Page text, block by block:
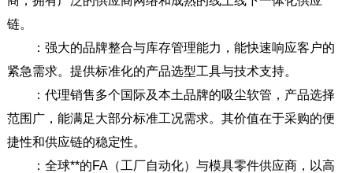
链。
：强大的品牌整合与库存管理能力，能快速响应客户的
紧急需求。提供标准化的产品选型工具与技术支持。
：代理销售多个国际及本土品牌的吸尘软管，产品选择
范围广，能满足大部分标准工况需求。其价值在于采购的便
捷性和供应链的稳定性。
：全球**的FA（工厂自动化）与模具零件供应商，以高